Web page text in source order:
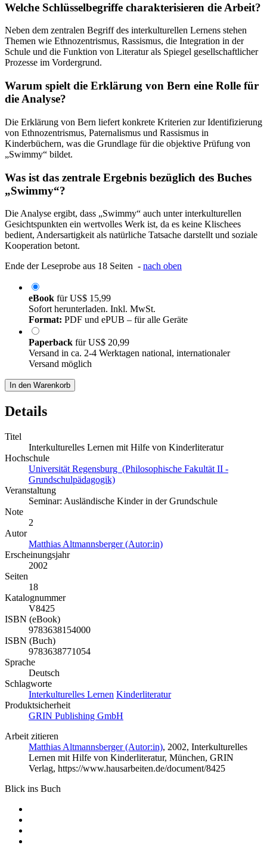
Welche Schlüsselbegriffe charakterisieren die Arbeit?
Neben dem zentralen Begriff des interkulturellen Lernens stehen
Themen wie Ethnozentrismus, Rassismus, die Integration in der
Schule und die Funktion von Literatur als Spiegel gesellschaftlicher
Prozesse im Vordergrund.
Warum spielt die Erklärung von Bern eine Rolle für
die Analyse?
Die Erklärung von Bern liefert konkrete Kriterien zur Identifizierung
von Ethnozentrismus, Paternalismus und Rassismus in
Kinderbüchern, was die Grundlage für die objektive Prüfung von
„Swimmy“ bildet.
Was ist das zentrale Ergebnis bezüglich des Buches
„Swimmy“?
Die Analyse ergibt, dass „Swimmy“ auch unter interkulturellen
Gesichtspunkten ein wertvolles Werk ist, da es keine Klischees
bedient, Andersartigkeit als natürliche Tatsache darstellt und soziale
Kooperation betont.
Ende der Leseprobe aus 18 Seiten - nach oben
eBook fürUS$ 15,99
Sofort herunterladen. Inkl. MwSt.
Format: PDF und ePUB – für alle Geräte
Paperback fürUS$ 20,99
Versand in ca. 2-4 Werktagen national, internationaler
Versand möglich
In den Warenkorb
Details
Titel
Interkulturelles Lernen mit Hilfe von Kinderliteratur
Hochschule
Universität Regensburg (Philosophische Fakultät II -
Grundschulpädagogik)
Veranstaltung
Seminar: Ausländische Kinder in der Grundschule
Note
2
Autor
Matthias Altmannsberger (Autor:in)
Erscheinungsjahr
2002
Seiten
18
Katalognummer
V8425
ISBN (eBook)
9783638154000
ISBN (Buch)
9783638771054
Sprache
Deutsch
Schlagworte
Interkulturelles Lernen Kinderliteratur
Produktsicherheit
GRIN Publishing GmbH
Arbeit zitieren
Matthias Altmannsberger (Autor:in), 2002, Interkulturelles
Lernen mit Hilfe von Kinderliteratur, München, GRIN
Verlag, https://www.hausarbeiten.de/document/8425
Blick ins Buch